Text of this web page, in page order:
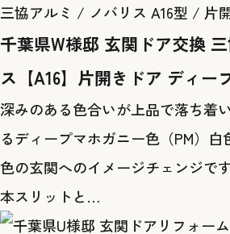
三協アルミ / ノバリス A16型 / 片
千葉県W様邸 玄関ドア交換
ス【A16】片開きドア ディー
深みのある色合いが上品で落ち着
るディープマホガニー色（PM）
色の玄関へのイメージチェンジで
本スリットと…